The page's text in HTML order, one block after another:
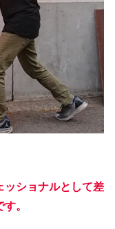
ッショナルとして差
。